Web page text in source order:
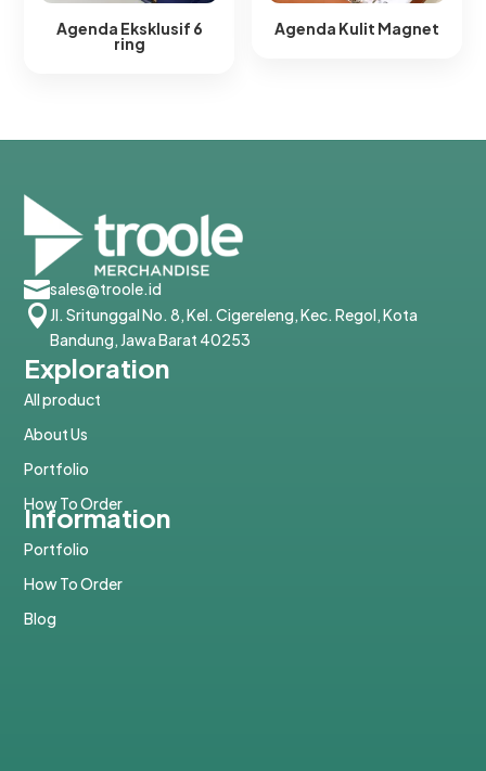
Agenda Eksklusif 6
ring​
Agenda Kulit Magnet​
sales@troole.id
Jl. Sritunggal No. 8, Kel. Cigereleng, Kec. Regol, Kota
Bandung, Jawa Barat 40253
Exploration
All product
About Us
Portfolio
How To Order
Information
Portfolio
How To Order
Blog